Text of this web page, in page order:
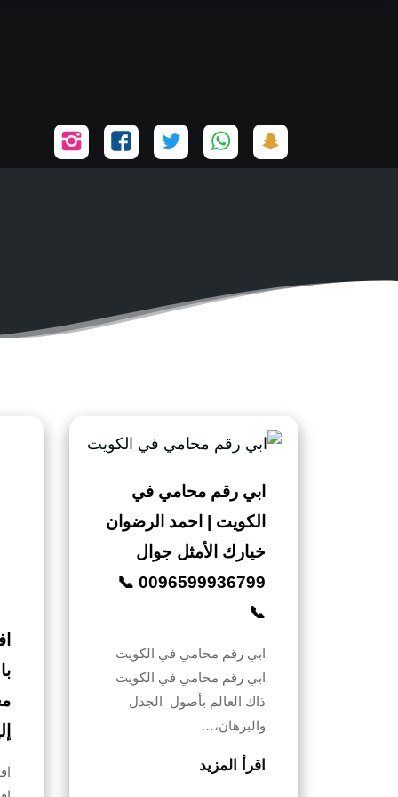
تابعنا
على
تابعنا
على
تابعنا
على
تابعنا
على
على
ابي رقم محامي في
الكويت | احمد الرضوان
خيارك الأمثل جوال
0096599936799 📞
📞
ابي رقم محامي في الكويت
ابي رقم محامي في الكويت
ذاك العالم بأصول الجدل
والبرهان،…
اقرأ المزيد